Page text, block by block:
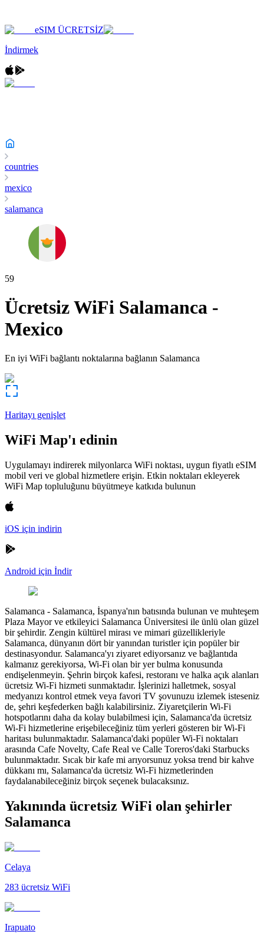
eSIM ÜCRETSİZ
İndirmek
countries
mexico
salamanca
59
Ücretsiz WiFi Salamanca -
Mexico
En iyi WiFi bağlantı noktalarına bağlanın Salamanca
Haritayı genişlet
WiFi Map'ı edinin
Uygulamayı indirerek milyonlarca WiFi noktası, uygun fiyatlı eSIM
mobil veri ve global hizmetlere erişin. Etkin noktaları ekleyerek
WiFi Map topluluğunu büyütmeye katkıda bulunun
iOS için indirin
Android için İndir
Salamanca - Salamanca, İspanya'nın batısında bulunan ve muhteşem
Plaza Mayor ve etkileyici Salamanca Üniversitesi ile ünlü olan güzel
bir şehirdir. Zengin kültürel mirası ve mimari güzellikleriyle
Salamanca, dünyanın dört bir yanından turistler için popüler bir
destinasyondur. Salamanca'yı ziyaret ediyorsanız ve bağlantıda
kalmanız gerekiyorsa, Wi-Fi olan bir yer bulma konusunda
endişelenmeyin. Şehrin birçok kafesi, restoranı ve halka açık alanları
ücretsiz Wi-Fi hizmeti sunmaktadır. İşlerinizi halletmek, sosyal
medyanızı kontrol etmek veya favori TV şovunuzu izlemek isteseniz
de, şehri keşfederken bağlı kalabilirsiniz. Ziyaretçilerin Wi-Fi
hotspotlarını daha da kolay bulabilmesi için, Salamanca'da ücretsiz
Wi-Fi hizmetlerine erişebileceğiniz tüm yerleri gösteren bir Wi-Fi
haritası bulunmaktadır. Salamanca'daki popüler Wi-Fi noktaları
arasında Cafe Novelty, Cafe Real ve Calle Toreros'daki Starbucks
bulunmaktadır. Sıcak bir kafe mi arıyorsunuz yoksa trend bir kahve
dükkanı mı, Salamanca'da ücretsiz Wi-Fi hizmetlerinden
faydalanabileceğiniz birçok seçenek bulacaksınız.
Yakınında ücretsiz WiFi olan şehirler
Salamanca
Celaya
283 ücretsiz WiFi
Irapuato